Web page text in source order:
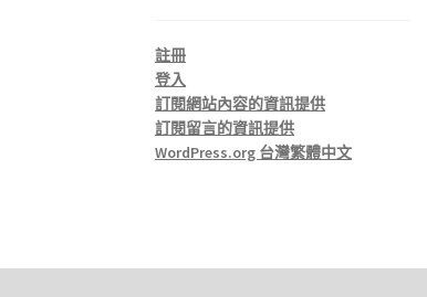
註冊
登入
訂閱網站內容的資訊提供
訂閱留言的資訊提供
WordPress.org 台灣繁體中文